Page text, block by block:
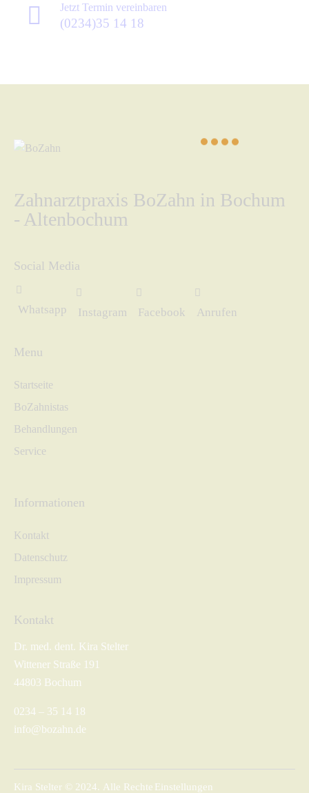
Jetzt Termin vereinbaren
(0234)35 14 18
Zahnarztpraxis BoZahn in Bochum
- Altenbochum
Social Media
Whatsapp Instagram Facebook Anrufen
Menu
Startseite
BoZahnistas
Behandlungen
Service
Informationen
Kontakt
Datenschutz
Impressum
Kontakt
Dr. med. dent. Kira Stelter
Wittener Straße 191
44803 Bochum
0234 – 35 14 18
info@bozahn.de
Kira Stelter © 2024. Alle Rechte Einstellungen